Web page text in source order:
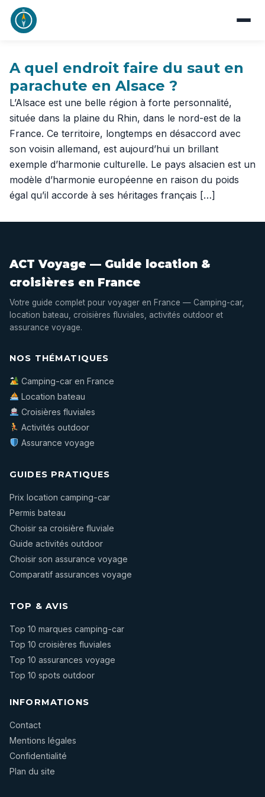
A quel endroit faire du saut en
parachute en Alsace ?
L’Alsace est une belle région à forte personnalité,
située dans la plaine du Rhin, dans le nord-est de la
France. Ce territoire, longtemps en désaccord avec
son voisin allemand, est aujourd’hui un brillant
exemple d’harmonie culturelle. Le pays alsacien est un
modèle d’harmonie européenne en raison du poids
égal qu’il accorde à ses héritages français […]
ACT Voyage — Guide location &
croisières en France
Votre guide complet pour voyager en France — Camping-car,
location bateau, croisières fluviales, activités outdoor et
assurance voyage.
NOS THÉMATIQUES
Camping-car en France
Location bateau
Croisières fluviales
Activités outdoor
Assurance voyage
GUIDES PRATIQUES
Prix location camping-car
Permis bateau
Choisir sa croisière fluviale
Guide activités outdoor
Choisir son assurance voyage
Comparatif assurances voyage
TOP & AVIS
Top 10 marques camping-car
Top 10 croisières fluviales
Top 10 assurances voyage
Top 10 spots outdoor
INFORMATIONS
Contact
Mentions légales
Confidentialité
Plan du site